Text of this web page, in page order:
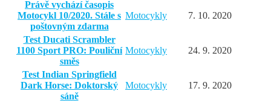
Právě vychází časopis
Motocykl 10/2020. Stále s
poštovným zdarma
Motocykly 7. 10. 2020
Test Ducati Scrambler
1100 Sport PRO: Pouliční
směs
Motocykly 24. 9. 2020
Test Indian Springfield
Dark Horse: Doktorský
sáně
Motocykly 17. 9. 2020